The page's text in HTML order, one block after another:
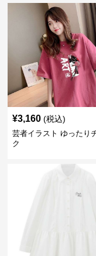
¥3,160 (税込)
芸者イラスト ゆったり
ク